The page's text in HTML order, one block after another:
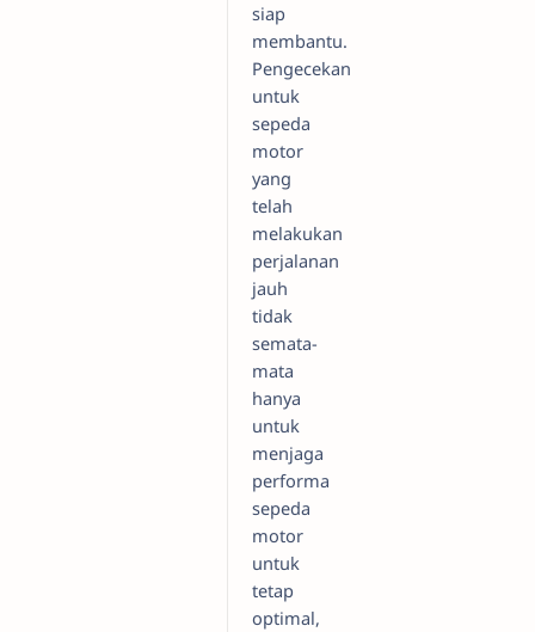
siap
membantu.
Pengecekan
untuk
sepeda
motor
yang
telah
melakukan
perjalanan
jauh
tidak
semata-
mata
hanya
untuk
menjaga
performa
sepeda
motor
untuk
tetap
optimal,